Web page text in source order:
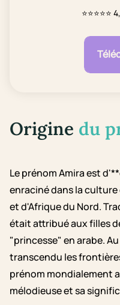
⭐⭐⭐⭐⭐
Origine du
Le prénom Amira est
enraciné dans la
et d'Afrique du Nord.
était attribué aux filles
"princesse" en arabe.
transcendu les
prénom mondialement
mélodieuse et sa